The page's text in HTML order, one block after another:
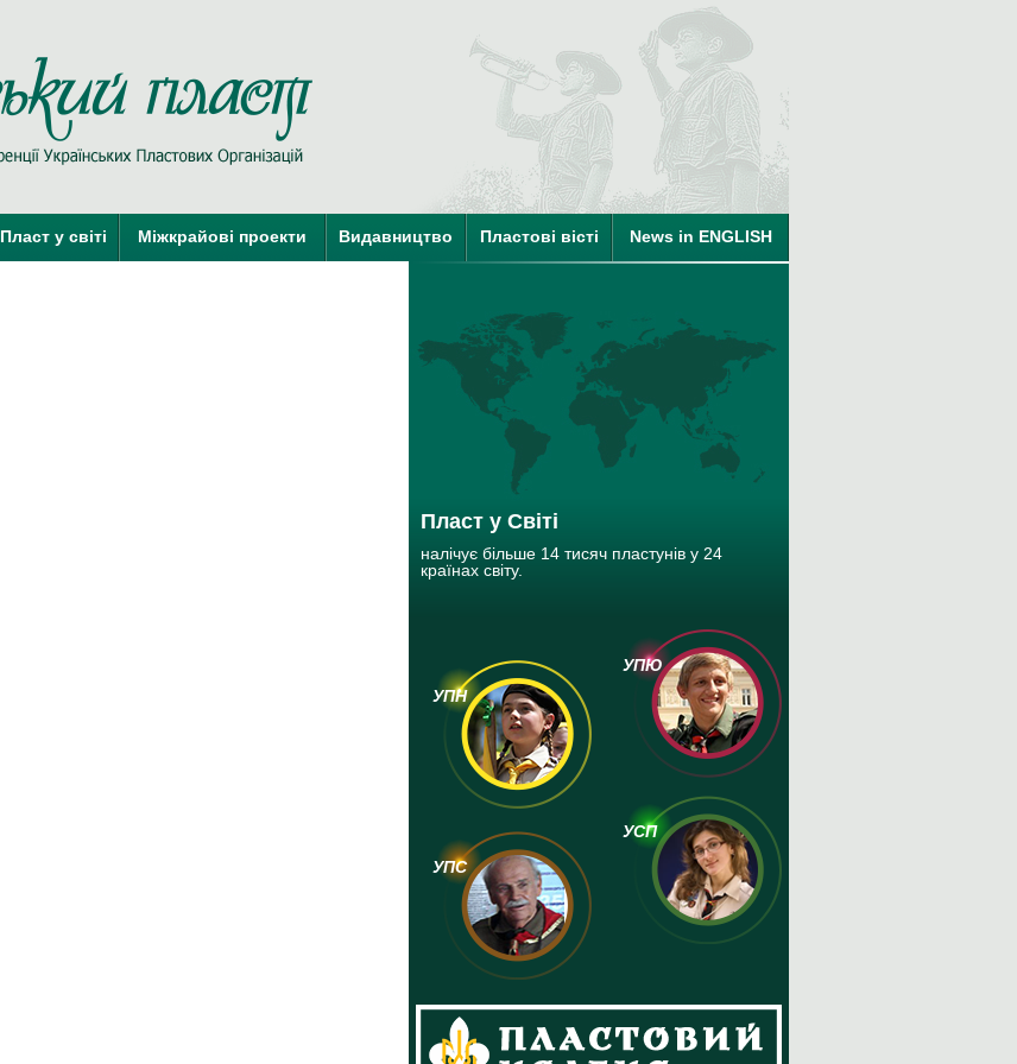
Пласт у світі Міжкрайові проекти Видавництво Пластові вісті News in ENGLISH
Пласт у Світі
налічує більше 14 тисяч пластунів у 24
країнах світу.
Пласт у Світі
краї-члени КУПО краї-кандидати на членство в КУПО
УПН
УПЮ
УСП
УПС